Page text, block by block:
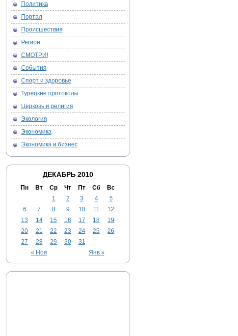
Политика
Портал
Происшествия
Регион
СМОТРИ!
События
Спорт и здоровье
Турецкие протоколы
Церковь и религия
Экология
Экономика
Экономика и бизнес
ДЕКАБРЬ 2010
Пн Вт Ср Чт Пт Сб Вс
« Ноя Янв »
1 2 3 4
5
6
7 8 9 10 11
12
13
14 15 16 17 18
19
20
21 22 23 24 25
26
27
28 29 30 31